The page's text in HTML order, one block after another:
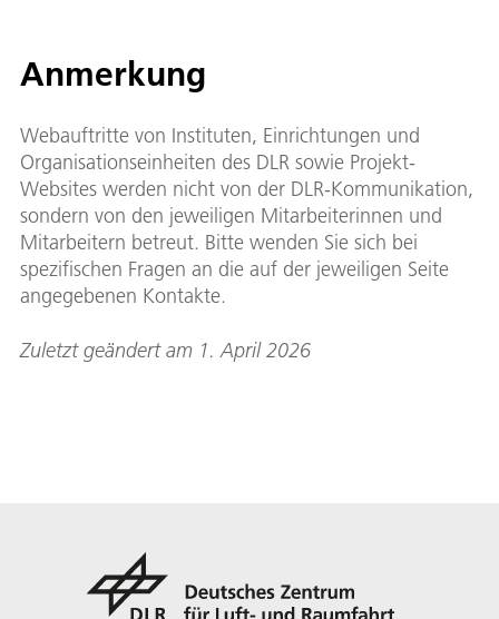
Anmerkung
Webauftritte von Instituten, Einrichtungen und
Organisationseinheiten des DLR sowie Projekt-
Websites werden nicht von der DLR-Kommunikation,
sondern von den jeweiligen Mitarbeiterinnen und
Mitarbeitern betreut. Bitte wenden Sie sich bei
spezifischen Fragen an die auf der jeweiligen Seite
angegebenen Kontakte.
Zuletzt geändert am 1. April 2026